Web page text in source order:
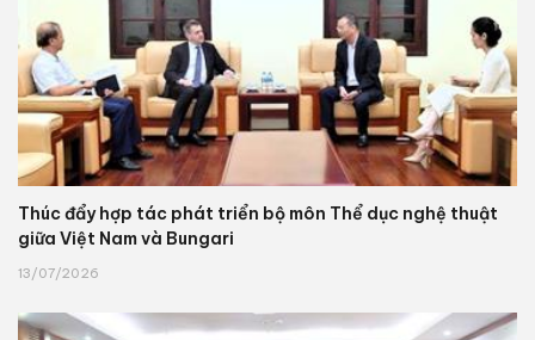
Thúc đẩy hợp tác phát triển bộ môn Thể dục nghệ thuật
giữa Việt Nam và Bungari
13/07/2026